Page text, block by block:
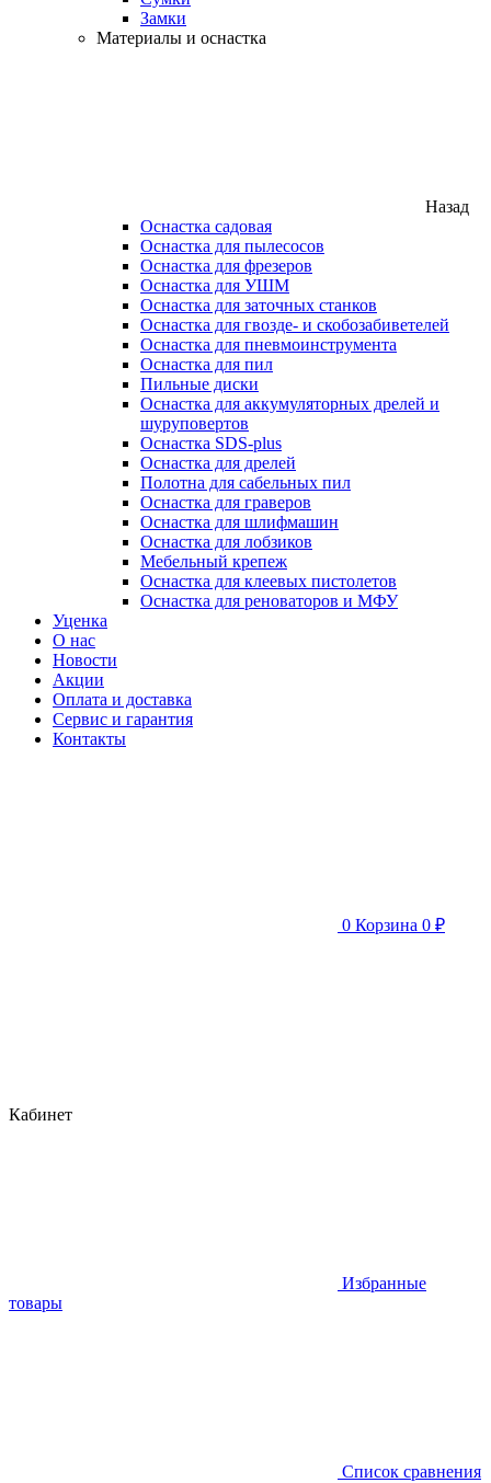
Замки
Материалы и оснастка
Назад
Оснастка садовая
Оснастка для пылесосов
Оснастка для фрезеров
Оснастка для УШМ
Оснастка для заточных станков
Оснастка для гвозде- и скобозабиветелей
Оснастка для пневмоинструмента
Оснастка для пил
Пильные диски
Оснастка для аккумуляторных дрелей и
шуруповертов
Оснастка SDS-plus
Оснастка для дрелей
Полотна для сабельных пил
Оснастка для граверов
Оснастка для шлифмашин
Оснастка для лобзиков
Мебельный крепеж
Оснастка для клеевых пистолетов
Оснастка для реноваторов и МФУ
Уценка
О нас
Новости
Акции
Оплата и доставка
Сервис и гарантия
Контакты
0 Корзина 0 ₽
Кабинет
Избранные
товары
Список сравнения